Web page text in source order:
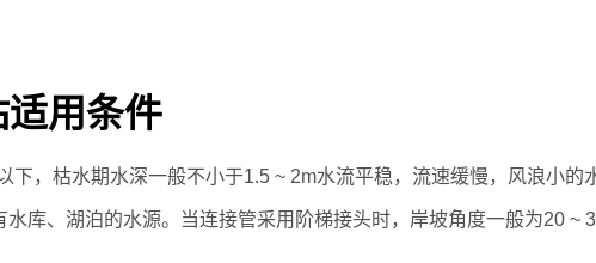
用条件
，枯水期水深一般不小于1.5 ~ 2m水流平稳，流速缓慢，风浪小的
库、湖泊的水源。当连接管采用阶梯接头时，岸坡角度一般为20 ~